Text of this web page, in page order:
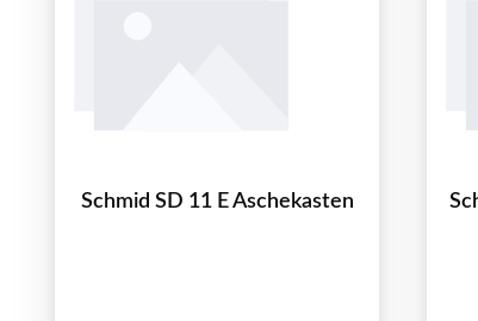
Schmid SD 11 E Aschekasten